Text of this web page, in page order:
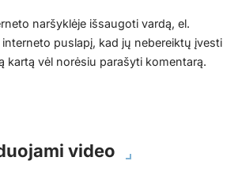
naršyklėje išsaugoti vardą, el.
puslapį, kad jų nebereiktų įvesti
kartą vėl norėsiu parašyti komentarą.
video